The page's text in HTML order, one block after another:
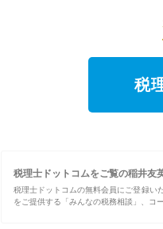
税
税理士ドットコムをご覧の稲井友
税理士ドットコムの無料会員にご登録い
をご提供する「みんなの税務相談」、コ